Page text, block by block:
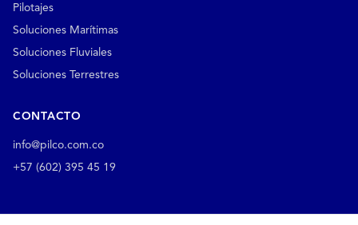
Pilotajes
Soluciones Marítimas
Soluciones Fluviales
Soluciones Terrestres
CONTACTO
info@pilco.com.co
+57 (602) 395 45 19